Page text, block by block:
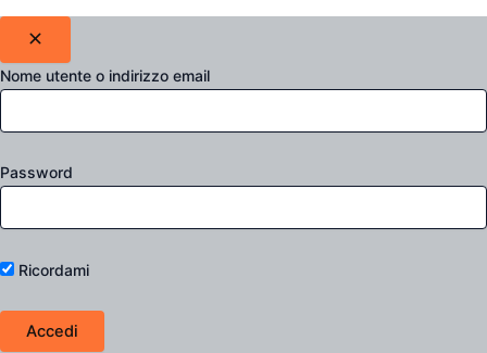
Nome utente o indirizzo email
Password
Ricordami